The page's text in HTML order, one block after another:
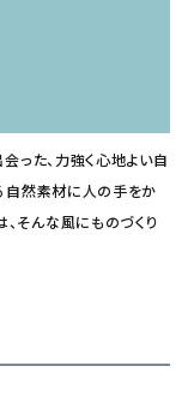
った、力強く心地よい自
自然素材に人の手をか
、そんな風にものづくり